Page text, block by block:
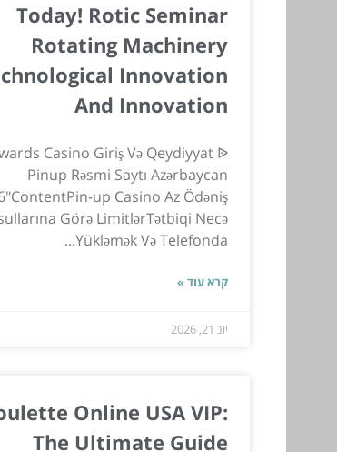
Today! Rotic Seminar
Rotating Machinery
Innovation
And Innovation
Casino Giriş Və Qeydiyyat ᐉ
Pinup Rəsmi Saytı Azərbaycan
up Casino Az Ödəniş
Görə LimitlərTətbiqi Necə
Yükləmək Və Telefonda...
קרא עוד »
יונ 21, 2026
Online USA VIP:
The Ultimate Guide